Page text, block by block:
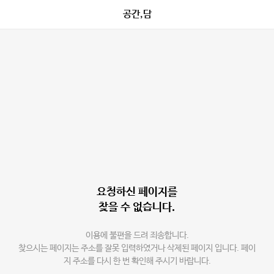
공간,담
요청하신 페이지를
찾을 수 없습니다.
이용에 불편을 드려 죄송합니다.
찾으시는 페이지는 주소를 잘못 입력하였거나 삭제된 페이지 입니다. 페이
지 주소를 다시 한 번 확인해 주시기 바랍니다.